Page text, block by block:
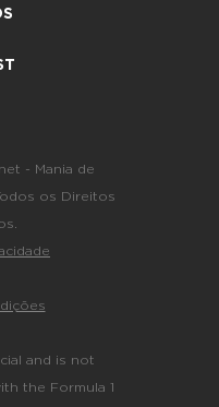
- Mania de
os Direitos
and is not
the Formula 1